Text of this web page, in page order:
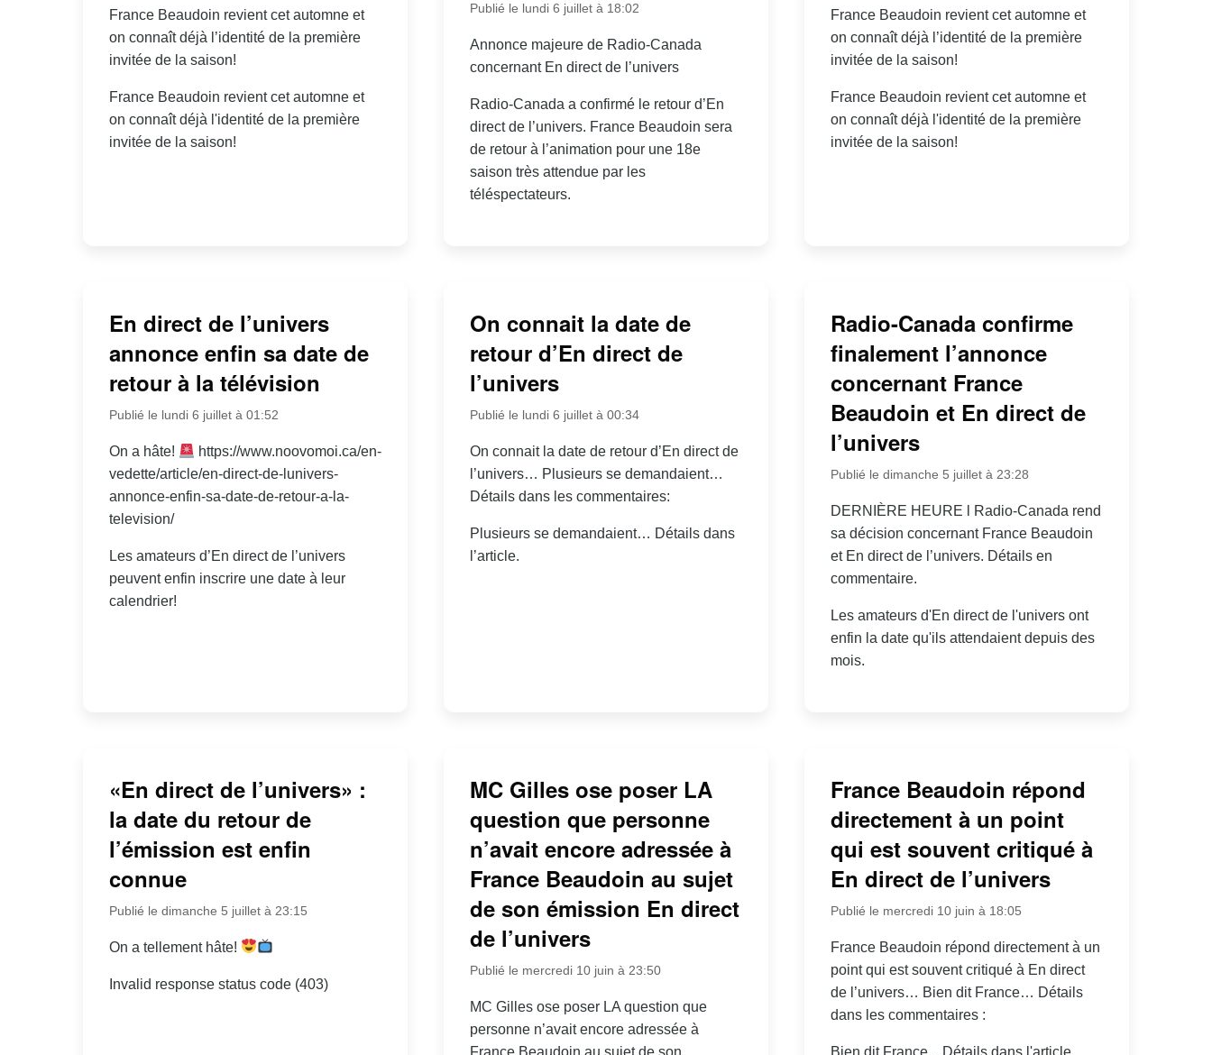
France Beaudoin revient cet automne et
on connaît déjà l’identité de la première
invitée de la saison!
France Beaudoin revient cet automne et
on connaît déjà l'identité de la première
invitée de la saison!
Publié le lundi 6 juillet à 18:02
Annonce majeure de Radio-Canada
concernant En direct de l’univers
Radio-Canada a confirmé le retour d’En
direct de l’univers. France Beaudoin sera
de retour à l’animation pour une 18e
saison très attendue par les
téléspectateurs.
France Beaudoin revient cet automne et
on connaît déjà l’identité de la première
invitée de la saison!
France Beaudoin revient cet automne et
on connaît déjà l'identité de la première
invitée de la saison!
En direct de l’univers
annonce enfin sa date de
retour à la télévision
Publié le lundi 6 juillet à 01:52
On a hâte!
https://www.noovomoi.ca/en-
vedette/article/en-direct-de-lunivers-
annonce-enfin-sa-date-de-retour-a-la-
television/
Les amateurs d’En direct de l’univers
peuvent enfin inscrire une date à leur
calendrier!
On connait la date de
retour d’En direct de
l’univers
Publié le lundi 6 juillet à 00:34
On connait la date de retour d’En direct de
l’univers… Plusieurs se demandaient…
Détails dans les commentaires:
Plusieurs se demandaient… Détails dans
l’article.
Radio-Canada confirme
finalement l’annonce
concernant France
Beaudoin et En direct de
l’univers
Publié le dimanche 5 juillet à 23:28
DERNIÈRE HEURE l Radio-Canada rend
sa décision concernant France Beaudoin
et En direct de l’univers. Détails en
commentaire.
Les amateurs d'En direct de l'univers ont
enfin la date qu'ils attendaient depuis des
mois.
«En direct de l’univers» :
la date du retour de
l’émission est enfin
connue
Publié le dimanche 5 juillet à 23:15
On a tellement hâte!
Invalid response status code (403)
MC Gilles ose poser LA
question que personne
n’avait encore adressée à
France Beaudoin au sujet
de son émission En direct
de l’univers
Publié le mercredi 10 juin à 23:50
MC Gilles ose poser LA question que
personne n’avait encore adressée à
France Beaudoin au sujet de son
France Beaudoin répond
directement à un point
qui est souvent critiqué à
En direct de l’univers
Publié le mercredi 10 juin à 18:05
France Beaudoin répond directement à un
point qui est souvent critiqué à En direct
de l’univers… Bien dit France… Détails
dans les commentaires :
Bien dit France... Détails dans l'article.